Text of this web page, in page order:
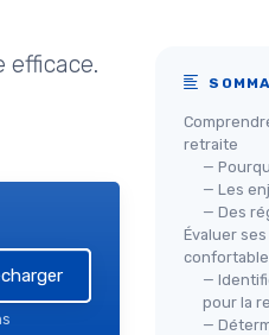
retraite
—
— Les
— Des
Évaluer
confortable
—
pour la
—